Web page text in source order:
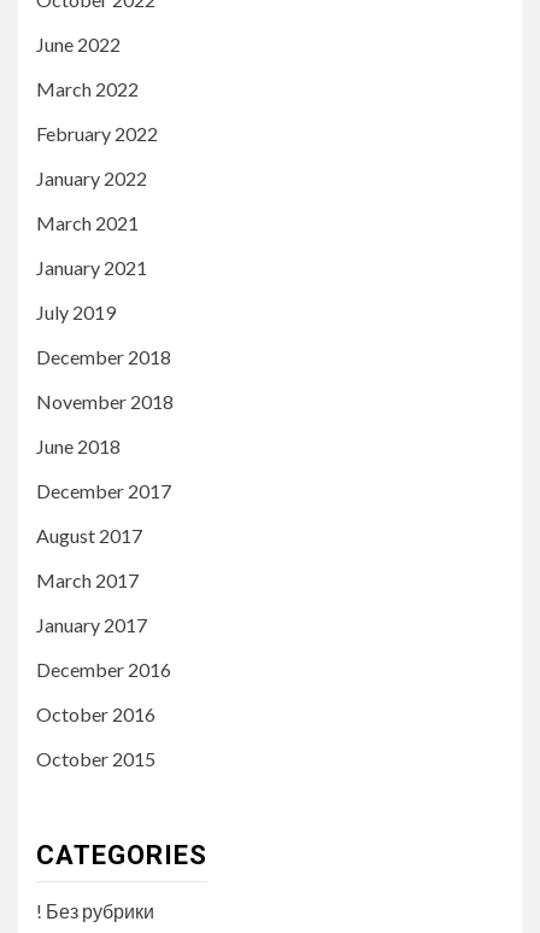
June 2022
March 2022
February 2022
January 2022
March 2021
January 2021
July 2019
December 2018
November 2018
June 2018
December 2017
August 2017
March 2017
January 2017
December 2016
October 2016
October 2015
CATEGORIES
! Без рубрики